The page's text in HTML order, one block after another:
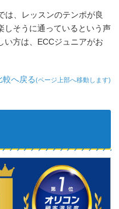
は、レッスンのテンポが良
しそうに通っているという声
い方は、ECCジュニアがお
へ戻る(ページ上部へ移動します)